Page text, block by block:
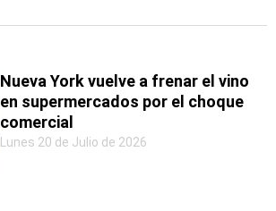
Nueva York vuelve a frenar el vino
en supermercados por el choque
comercial
Lunes 20 de Julio de 2026